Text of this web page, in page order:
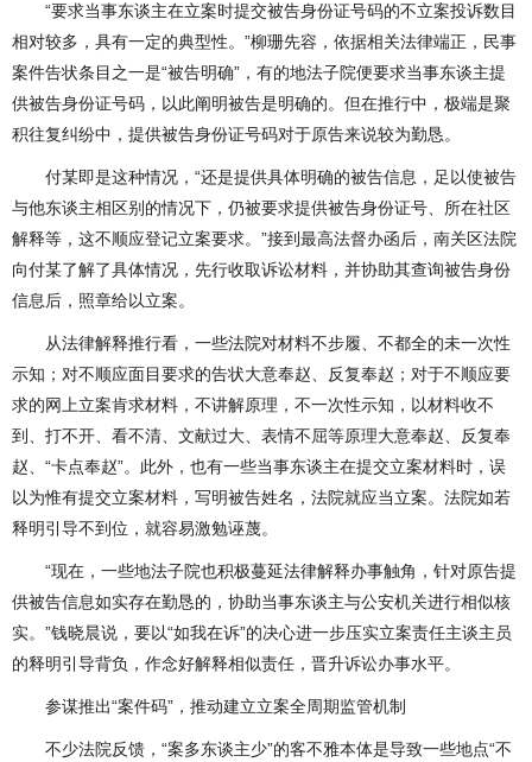
“要求当事东谈主在立案时提交被告身份证号码的不立案投诉数目
相对较多，具有一定的典型性。”柳珊先容，依据相关法律端正，民事
案件告状条目之一是“被告明确”，有的地法子院便要求当事东谈主提
供被告身份证号码，以此阐明被告是明确的。但在推行中，极端是聚
积往复纠纷中，提供被告身份证号码对于原告来说较为勤恳。
付某即是这种情况，“还是提供具体明确的被告信息，足以使被告
与他东谈主相区别的情况下，仍被要求提供被告身份证号、所在社区
解释等，这不顺应登记立案要求。”接到最高法督办函后，南关区法院
向付某了解了具体情况，先行收取诉讼材料，并协助其查询被告身份
信息后，照章给以立案。
从法律解释推行看，一些法院对材料不步履、不都全的未一次性
示知；对不顺应面目要求的告状大意奉赵、反复奉赵；对于不顺应要
求的网上立案肯求材料，不讲解原理，不一次性示知，以材料收不
到、打不开、看不清、文献过大、表情不屈等原理大意奉赵、反复奉
赵、“卡点奉赵”。此外，也有一些当事东谈主在提交立案材料时，误
以为惟有提交立案材料，写明被告姓名，法院就应当立案。法院如若
释明引导不到位，就容易激勉诬蔑。
“现在，一些地法子院也积极蔓延法律解释办事触角，针对原告提
供被告信息如实存在勤恳的，协助当事东谈主与公安机关进行相似核
实。”钱晓晨说，要以“如我在诉”的决心进一步压实立案责任主谈主员
的释明引导背负，作念好解释相似责任，晋升诉讼办事水平。
参谋推出“案件码”，推动建立立案全周期监管机制
不少法院反馈，“案多东谈主少”的客不雅本体是导致一些地点“不